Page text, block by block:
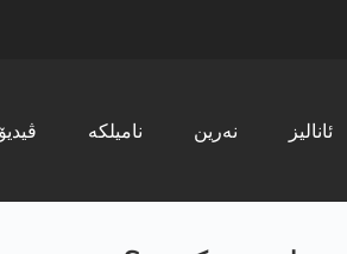
ڤیدیۆ نامیلکە نەرین ئانالیز